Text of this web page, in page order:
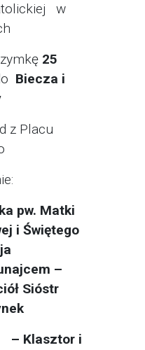
w
25
Biecza i
z Placu
pw. Matki
i Świętego
–
Sióstr
i